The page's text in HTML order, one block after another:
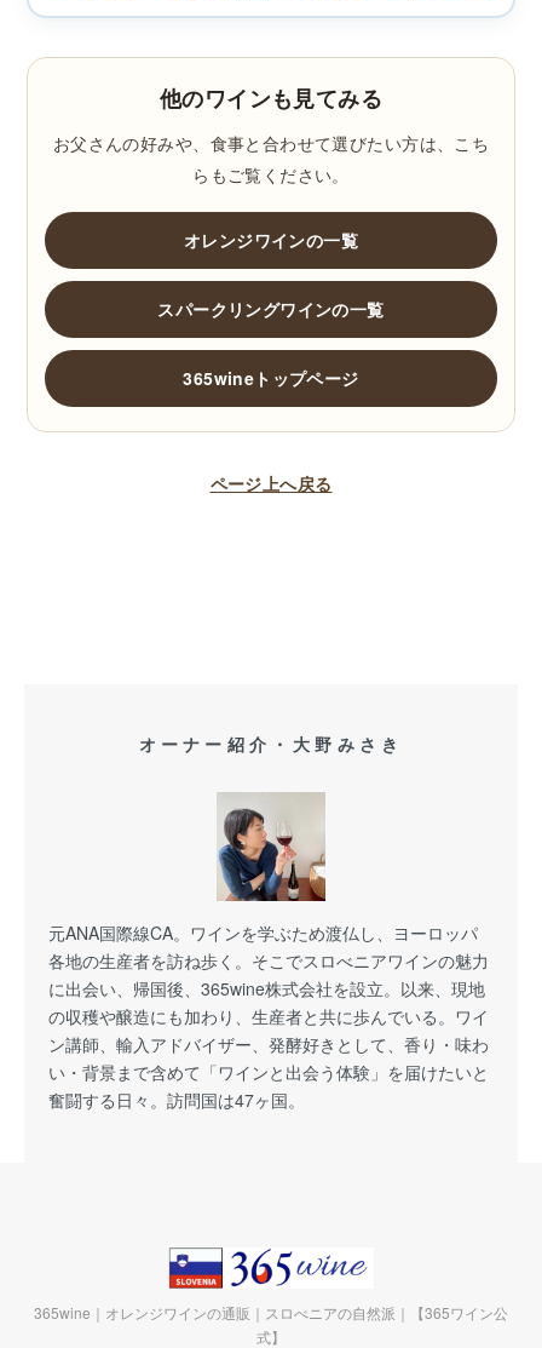
他のワインも見てみる
お父さんの好みや、食事と合わせて選びたい方は、こち
らもご覧ください。
オレンジワインの一覧
スパークリングワインの一覧
365wineトップページ
ページ上へ戻る
オーナー紹介・大野みさき
元ANA国際線CA。ワインを学ぶため渡仏し、ヨーロッパ
各地の生産者を訪ね歩く。そこでスロべニアワインの魅力
に出会い、帰国後、365wine株式会社を設立。以来、現地
の収穫や醸造にも加わり、生産者と共に歩んでいる。ワイ
ン講師、輸入アドバイザー、発酵好きとして、香り・味わ
い・背景まで含めて「ワインと出会う体験」を届けたいと
奮闘する日々。訪問国は47ヶ国。
365wine｜オレンジワインの通販｜スロべニアの自然派｜【365ワイン公
式】